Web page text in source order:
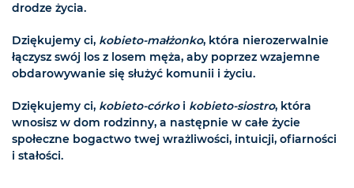
drodze życia.
Dziękujemy ci, kobieto-małżonko, która nierozerwalnie
łączysz swój los z losem męża, aby poprzez wzajemne
obdarowywanie się służyć komunii i życiu.
Dziękujemy ci, kobieto-córkoi kobieto-siostro, która
wnosisz w dom rodzinny, a następnie w całe życie
społeczne bogactwo twej wrażliwości, intuicji, ofiarności
i stałości.